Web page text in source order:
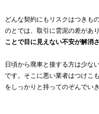
どんな契約にもリスクはつきも
のとでは、取引に雲泥の差があ
ことで目に見えない不安が解消
日頃から廃車と接する方は少な
です。そこに悪い業者はつけこ
をしっかりと持ってのぞんでい